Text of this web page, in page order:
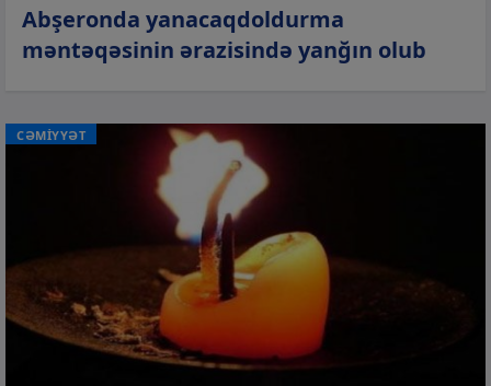
Abşeronda yanacaqdoldurma
məntəqəsinin ərazisində yanğın olub
CƏMİYYƏT